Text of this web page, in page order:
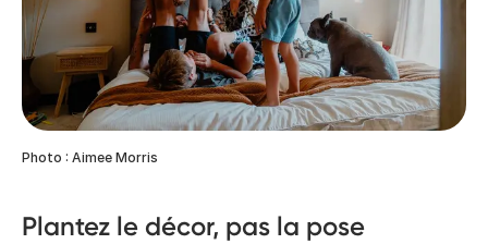
Photo : Aimee Morris
Plantez le décor, pas la pose